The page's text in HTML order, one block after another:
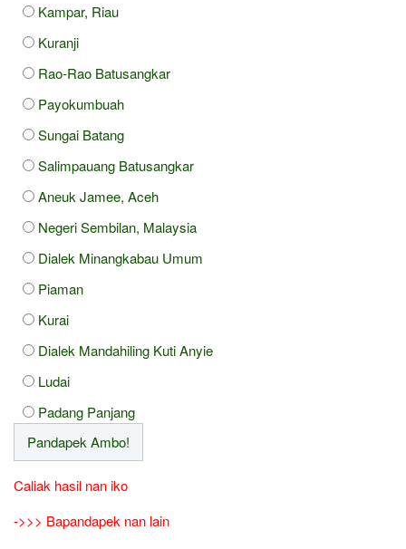
Kampar, Riau
Kuranji
Rao-Rao Batusangkar
Payokumbuah
Sungai Batang
Salimpauang Batusangkar
Aneuk Jamee, Aceh
Negeri Sembilan, Malaysia
Dialek Minangkabau Umum
Piaman
Kurai
Dialek Mandahiling Kuti Anyie
Ludai
Padang Panjang
Caliak hasil nan iko
->>> Bapandapek nan lain